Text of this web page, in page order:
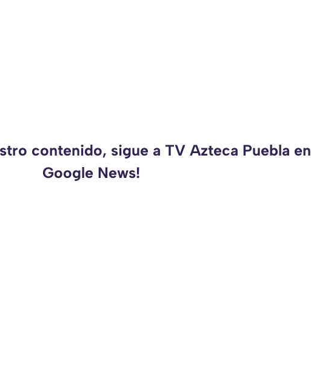
contenido, sigue a TV Azteca Puebla en
Google News!